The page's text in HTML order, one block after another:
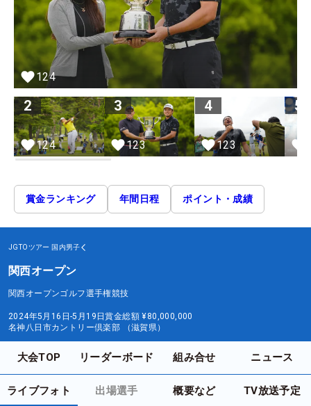
124
2
124
3
123
4
123
5
賞金ランキング 年間日程 ポイント・成績
JGTOツアー 国内男子
関西オープン
関西オープンゴルフ選手権競技
2024年5月16日-5月19日賞金総額 ¥80,000,000
名神八日市カントリー倶楽部 （滋賀県）
大会TOP リーダーボード 組み合せ ニュース
ライブフォト 出場選手 概要など TV放送予定